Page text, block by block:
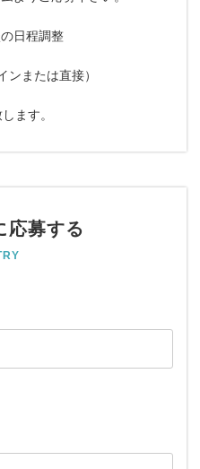
日程調整
または直接）
ます。
応募する